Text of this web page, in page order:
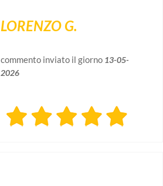
LORENZO G.
commento inviato il giorno 13-05-
2026